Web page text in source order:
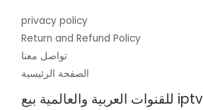
privacy policy
Return and Refund Policy
تواصل معنا
الصفحة الرئيسية
افضل اشتراك iptv للقنوات العربية والعالمية بيع